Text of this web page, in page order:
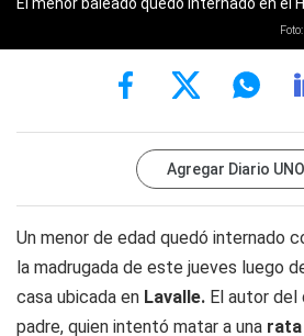
Agregar Diario
Un menor de edad quedó internado
la madrugada de este jueves luego
casa ubicada en Lavalle. El autor del
padre, quien intentó matar a una rata